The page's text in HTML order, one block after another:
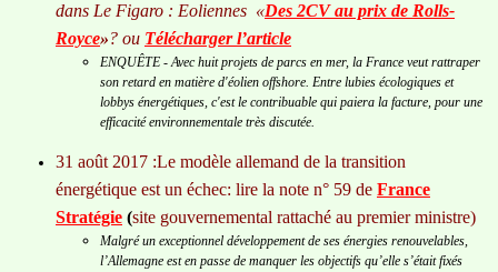
dans Le Figaro : Eoliennes «Des 2CV au prix de Rolls-
Royce»? ou Télécharger l’article
ENQUÊTE - Avec huit projets de parcs en mer, la France veut rattraper
son retard en matière d'éolien offshore. Entre lubies écologiques et
lobbys énergétiques, c'est le contribuable qui paiera la facture, pour une
efficacité environnementale très discutée.
31 août 2017 :Le modèle allemand de la transition
énergétique est un échec: lire la note n° 59 de France
Stratégie (site gouvernemental rattaché au premier ministre)
Malgré un exceptionnel développement de ses énergies renouvelables,
l’Allemagne est en passe de manquer les objectifs qu’elle s’était fixés